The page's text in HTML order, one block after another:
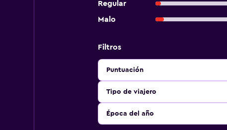
Regular
Malo
Filtros
Puntuación
Tipo de viajero
Época del año